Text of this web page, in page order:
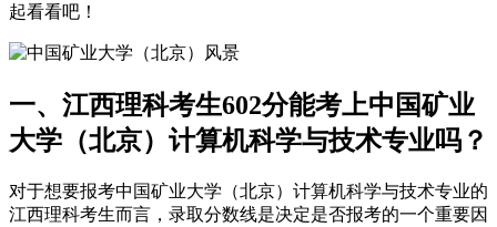
起看看吧！
一、江西理科考生602分能考上中国矿业
大学（北京）计算机科学与技术专业吗？
对于想要报考中国矿业大学（北京）计算机科学与技术专业的
江西理科考生而言，录取分数线是决定是否报考的一个重要因